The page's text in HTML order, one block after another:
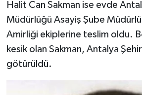
Halit Can Sakman ise evde
Müdürlüğü Asayiş Şube
Amirliği ekiplerine teslim oldu.
kesik olan Sakman, Antalya
götürüldü.